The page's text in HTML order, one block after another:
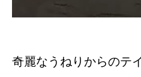
奇麗なうねりからのテ